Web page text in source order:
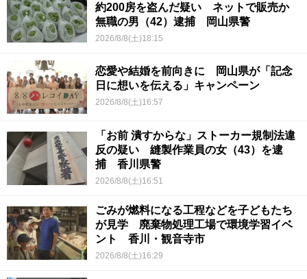
約200房を盗んだ疑い ネットで販売か
無職の男（42）逮捕 岡山県警
2026/8/8(土)18:15
恋愛や結婚を前向きに 岡山県が「記念
日に想いを伝える」キャンペーン
2026/8/8(土)16:57
「お前 潰すからな」ストーカー規制法違
反の疑い 縫製作業員の女（43）を逮
捕 香川県警
2026/8/8(土)16:51
ごみが燃料になる工程などを子どもたち
が見学 廃棄物処理工場で環境学習イベ
ント 香川・観音寺市
2026/8/8(土)16:29